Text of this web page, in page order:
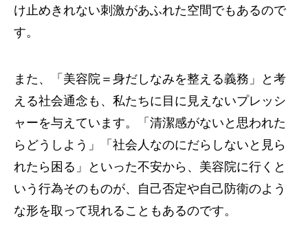
け止めきれない刺激があふれた空間でもあるので
す。
また、「美容院＝身だしなみを整える義務」と考
える社会通念も、私たちに目に見えないプレッシ
ャーを与えています。「清潔感がないと思われた
らどうしよう」「社会人なのにだらしないと見ら
れたら困る」といった不安から、美容院に行くと
いう行為そのものが、自己否定や自己防衛のよう
な形を取って現れることもあるのです。